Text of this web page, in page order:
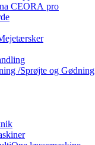
CEORA pro
/Sprøjte og Gødning